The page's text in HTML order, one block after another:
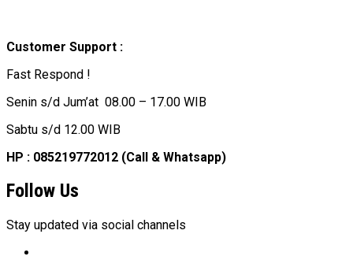
Customer Support :
Fast Respond !
Senin s/d Jum’at 08.00 – 17.00 WIB
Sabtu s/d 12.00 WIB
HP : 085219772012 (Call & Whatsapp)
Follow Us
Stay updated via social channels